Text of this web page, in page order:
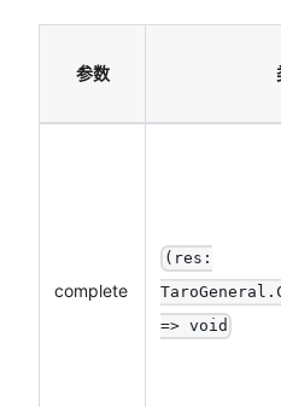
参数
complete
(res:
=> void